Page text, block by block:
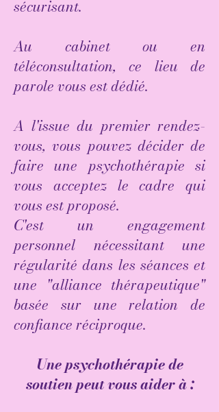
sécurisant.
Au cabinet ou en
téléconsultation, ce lieu de
parole vous est dédié.
A l'issue du premier rendez-
vous, vous pouvez décider de
faire une psychothérapie si
vous acceptez le cadre qui
vous est proposé.
C'est un engagement
personnel nécessitant une
régularité dans les séances et
une "alliance thérapeutique"
basée sur une relation de
confiance réciproque.
Une psychothérapie de
soutien peut vous aider à :